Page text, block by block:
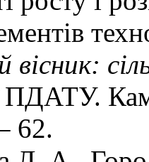
вісник:
ПДАТУ.
62.